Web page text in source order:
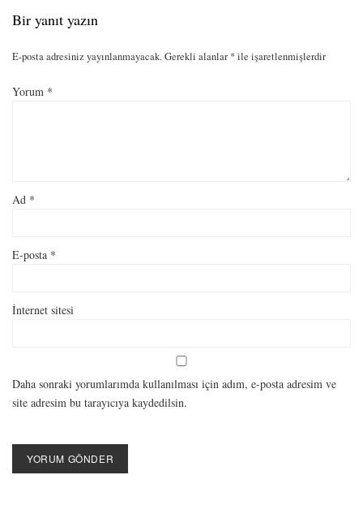
Bir yanıt yazın
E-posta adresiniz yayınlanmayacak.Gerekli alanlar *ile işaretlenmişlerdir
Yorum *
Ad *
E-posta *
İnternet sitesi
Daha sonraki yorumlarımda kullanılması için adım, e-posta adresim ve
site adresim bu tarayıcıya kaydedilsin.